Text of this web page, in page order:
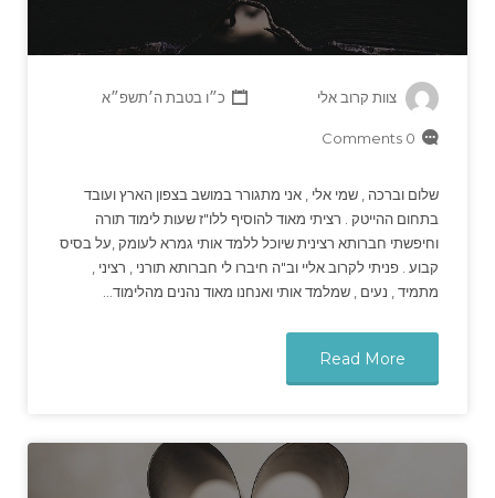
צוות קרוב אלי כ״ו בטבת ה׳תשפ״א
0 Comments
שלום וברכה , שמי אלי , אני מתגורר במושב בצפון הארץ ועובד
בתחום ההייטק . רציתי מאוד להוסיף ללו"ז שעות לימוד תורה
וחיפשתי חברותא רצינית שיוכל ללמד אותי גמרא לעומק ,על בסיס
קבוע . פניתי לקרוב אליי וב"ה חיברו לי חברותא תורני , רציני ,
מתמיד , נעים , שמלמד אותי ואנחנו מאוד נהנים מהלימוד…
Read More